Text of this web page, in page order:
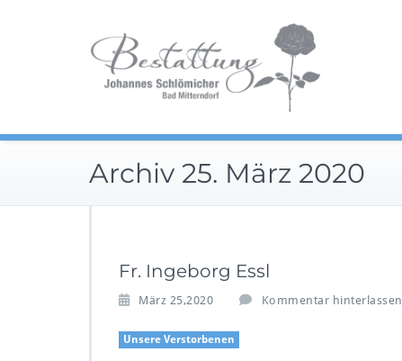
Archiv 25. März 2020
Fr. Ingeborg Essl
März 25,2020 Kommentar hinterlassen
Unsere Verstorbenen